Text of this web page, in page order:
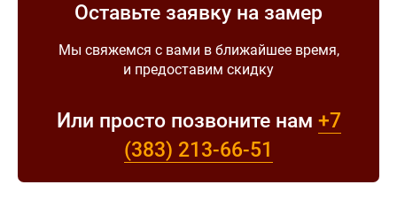
Оставьте заявку на замер
Мы свяжемся с вами в ближайшее время,
и предоставим скидку
Или просто позвоните нам +7
(383) 213-66-51